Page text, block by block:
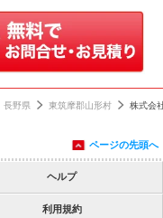
長野県 東筑摩郡山形村 株式会
ページの先頭へ
ヘルプ
利用規約